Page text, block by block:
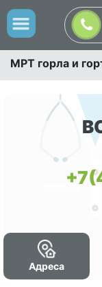
МРТ горла и
Адреса